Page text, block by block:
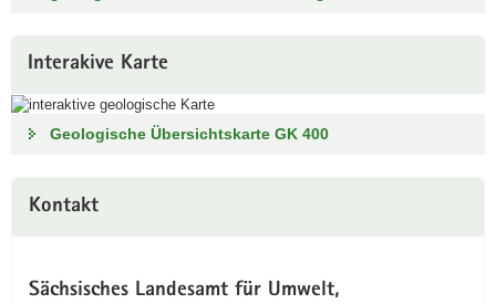
N
v
n
Interakive Karte
Geologische Übersichtskarte GK 400
Kontakt
Sächsisches Landesamt für Umwelt,